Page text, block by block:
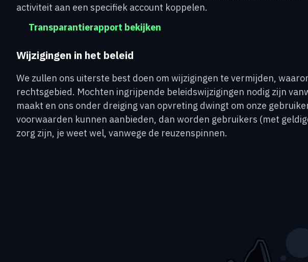
activiteit aan een specifiek account koppelen.
Transparantierapport bekijken
Wijzigingen in het beleid
We zullen ons uiterste best doen om wijzigingen te vermijden,
rechtsgebied. Mochten ingrijpende beleidswijzigingen nodig zijn
maakt en ons onder dreiging van opvreting dwingt om onze
voorwaarden kunnen aanbieden, dan worden gebruikers (met
zorg zijn, je weet wel, vanwege de reuzenspinnen.